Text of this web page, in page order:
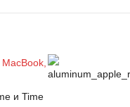
MacBook,
и Time